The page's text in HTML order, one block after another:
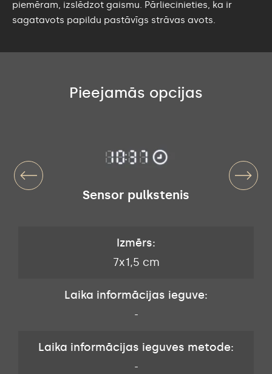
piemēram, izslēdzot gaismu. Pārliecinieties, ka ir
sagatavots papildu pastāvīgs strāvas avots.
Pieejamās opcijas
Sensor pulkstenis
Izmērs:
7x1,5 cm
Laika informācijas ieguve:
-
Laika informācijas ieguves metode:
-